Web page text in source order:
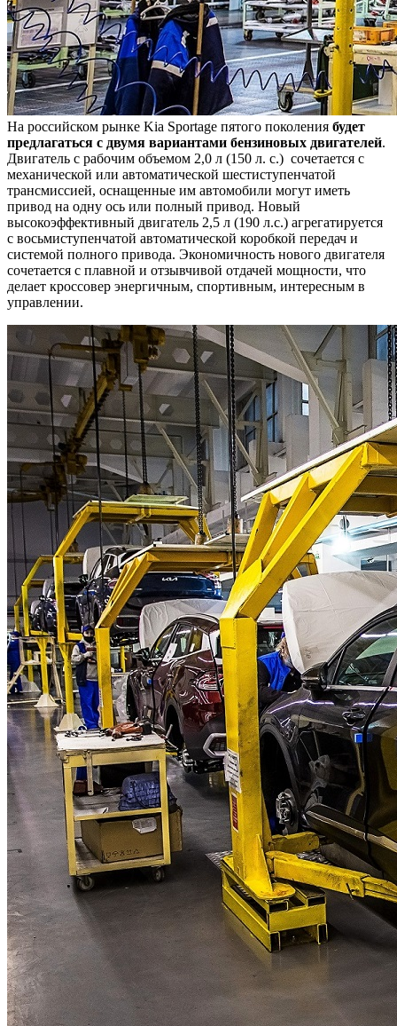
На российском рынке Kia Sportage пятого поколения будет
предлагаться с двумя вариантами бензиновых двигателей.
Двигатель с рабочим объемом 2,0 л (150 л. с.) сочетается с
механической или автоматической шестиступенчатой
трансмиссией, оснащенные им автомобили могут иметь
привод на одну ось или полный привод. Новый
высокоэффективный двигатель 2,5 л (190 л.с.) агрегатируется
с восьмиступенчатой автоматической коробкой передач и
системой полного привода. Экономичность нового двигателя
сочетается с плавной и отзывчивой отдачей мощности, что
делает кроссовер энергичным, спортивным, интересным в
управлении.